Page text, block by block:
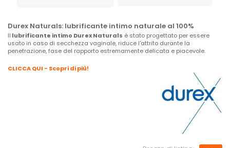
Durex Naturals: lubrificante intimo naturale al 100%
Il lubrificante intimo Durex Naturals è stato progettato per essere
usato in caso di secchezza vaginale, riduce l'attrito durante la
penetrazione, fase del rapporto estremamente delicata e piacevole.
CLICCA QUI - Scopri di più!